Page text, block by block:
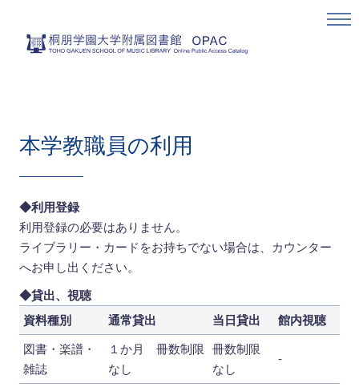
本学教職員の利用
​◆利用登録
利用登録の必要はありません。
ライブラリー・カードをお持ちでない場合は、カウンター
へお申し出ください。
◆貸出、視聴
資料種別
通常貸出 当日貸出 館内視聴
図書・楽譜・
雑誌
１か月 冊数制限
なし
冊数制限
なし
-